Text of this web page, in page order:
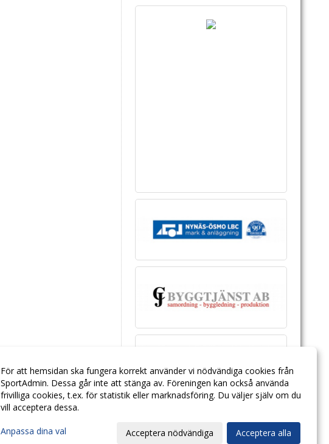
För att hemsidan ska fungera korrekt använder vi nödvändiga cookies från
SportAdmin. Dessa går inte att stänga av. Föreningen kan också använda
frivilliga cookies, t.ex. för statistik eller marknadsföring. Du väljer själv om du
vill acceptera dessa.
Anpassa dina val Acceptera nödvändiga Acceptera alla